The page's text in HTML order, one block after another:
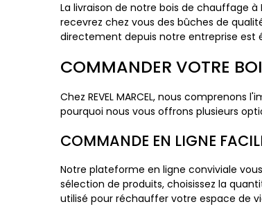
La livraison de notre bois de chauffage
recevrez chez vous des bûches de
directement depuis notre entreprise est
COMMANDER VOTRE
Chez REVEL MARCEL, nous
pourquoi nous vous offrons plusieurs
COMMANDE EN LIGNE
Notre plateforme en ligne conviviale
sélection de produits, choisissez la
utilisé pour réchauffer votre espace de